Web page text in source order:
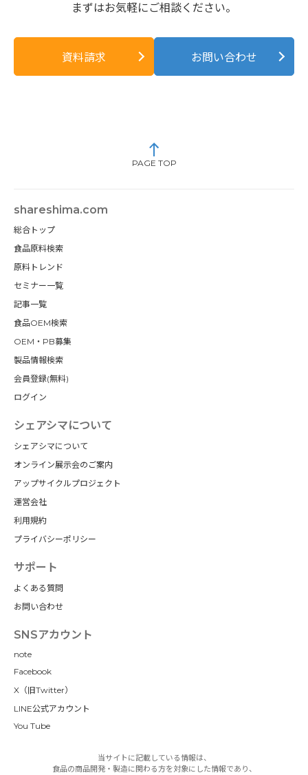
まずはお気軽にご相談ください。
資料請求 お問い合わせ
PAGE TOP
shareshima.com
総合トップ
食品原料検索
原料トレンド
セミナー一覧
記事一覧
食品OEM検索
OEM・PB募集
製品情報検索
会員登録(無料)
ログイン
シェアシマについて
シェアシマについて
オンライン展示会のご案内
アップサイクルプロジェクト
運営会社
利用規約
プライバシーポリシー
サポート
よくある質問
お問い合わせ
SNSアカウント
note
Facebook
X（旧Twitter）
LINE公式アカウント
You Tube
当サイトに記載している情報は、
食品の商品開発・製造に関わる方を対象にした情報であり、